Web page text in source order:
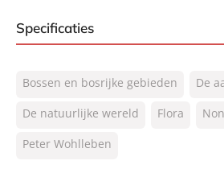
Specificaties
NUR:
410
Type:
Gebonden
Auteur(s):
Bossen en bosrijke gebieden
De
De natuurlijke wereld
Flora
Peter Wohlleben